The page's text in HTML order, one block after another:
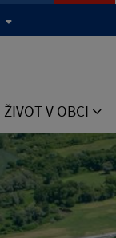
ŽIVOT V OBCI